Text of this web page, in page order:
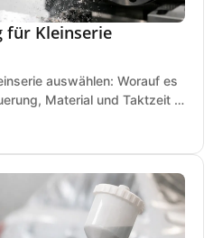
für Kleinserie
auswählen: Worauf es
Material und Taktzeit in